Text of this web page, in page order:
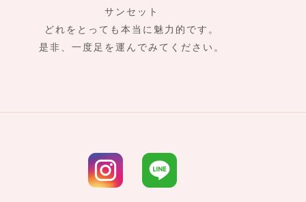
サンセット
どれをとっても本当に魅力的です。
是非、一度足を運んでみてください。